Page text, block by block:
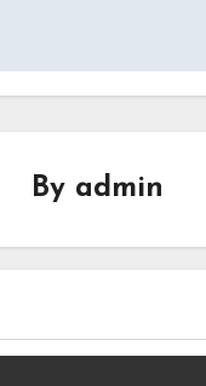
By admin